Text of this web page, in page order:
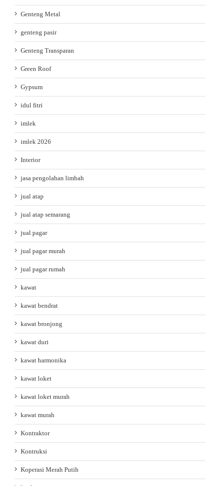
Genteng Metal
genteng pasir
Genteng Transparan
Green Roof
Gypsum
idul fitri
imlek
imlek 2026
Interior
jasa pengolahan limbah
jual atap
jual atap semarang
jual pagar
jual pagar murah
jual pagar rumah
kawat
kawat bendrat
kawat bronjong
kawat duri
kawat harmonika
kawat loket
kawat loket murah
kawat murah
Kontraktor
Kontruksi
Koperasi Merah Putih